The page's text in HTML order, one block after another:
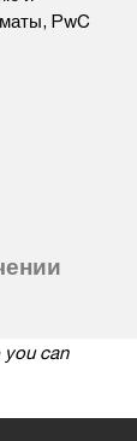
PwC
you can